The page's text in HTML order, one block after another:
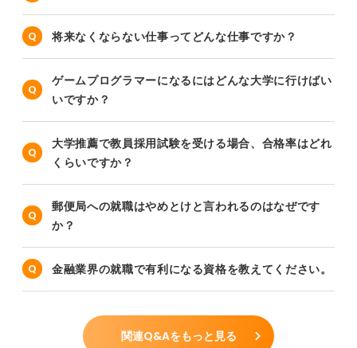
将来なくならない仕事ってどんな仕事ですか？
ゲームプログラマーになるにはどんな大学に行けばい
いですか？
大学推薦で教員採用試験を受ける場合、合格率はどれ
くらいですか？
郵便局への就職はやめとけと言われるのはなぜです
か？
金融業界の就職で有利になる資格を教えてください。
関連Q&Aをもっと見る